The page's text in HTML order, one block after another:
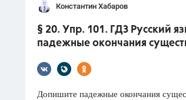
ОГЭ
Константин Хабаров
§ 20. Упр. 101. ГДЗ Русский
падежные окончания
Допишите падежные окончания